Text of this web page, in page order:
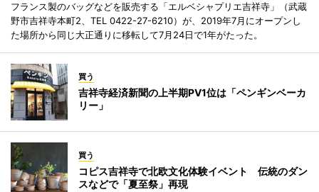
フランス製のバッグなどを販売する「エルベシャプリエ吉祥寺」（武蔵
野市吉祥寺本町2、TEL 0422-27-6210）が、2019年7月にオープンし
た場所から同じ大正通りに移転して7月24日で1年がたった。
買う
吉祥寺経済新聞の上半期PV1位は「ペンギンベーカ
リー」
買う
コピス吉祥寺で北欧文化体験イベント 伝統のダン
スなどで「夏至祭」再現